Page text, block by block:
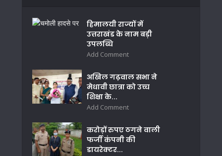
हिमालयी राज्यों में
उत्तराखंड के नाम बड़ी
उपलब्धि
Add Comment
अखिल गढ़वाल सभा ने
मेधावी छात्रा को उच्च
शिक्षा के...
Add Comment
करोड़ों रुपए ठगने वाली
फर्जी कंपनी की
डायरेक्टर...